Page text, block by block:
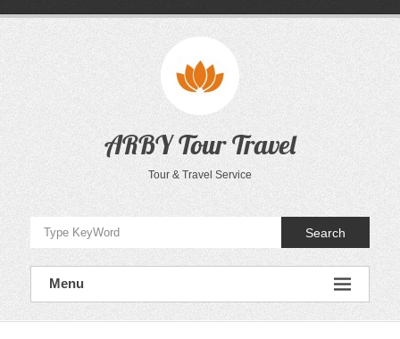
ARBY Tour Travel
Tour & Travel Service
Search
Menu